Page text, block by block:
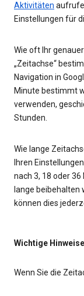
Aktivitäten
Einstellungen für
Wie oft Ihr
„Zeitachse“
Navigation in
Minute bestimmt
verwenden,
Stunden.
Wie lange
Ihren
nach 3, 18 oder
lange beibehalten
können dies
Wichtige Hinweise
Wenn Sie die